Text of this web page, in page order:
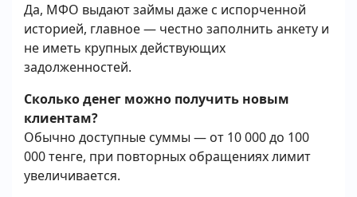
Да, МФО выдают займы даже с испорченной
историей, главное — честно заполнить анкету и
не иметь крупных действующих
задолженностей.
Сколько денег можно получить новым
клиентам?
Обычно доступные суммы — от 10 000 до 100
000 тенге, при повторных обращениях лимит
увеличивается.